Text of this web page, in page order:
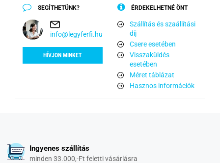
SEGÍTHETÜNK?
info@legyferfi.hu
HÍVJON MINKET
ÉRDEKELHETNÉ ÖNT
Szállítás és szaállítási
díj
Csere esetében
Visszaküldés
esetében
Méret táblázat
Hasznos információk
Ingyenes szállítás
minden 33.000,-Ft feletti vásárlásra